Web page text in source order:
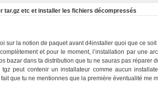
tar.gz etc et installer les fichiers décompressés
sur la notion de paquet avant d4installer quoi que ce
et pour le moment, l’installation par une
bazar dans ta distribution que tu ne sauras pas réparer
tgz peut contenir un installateur comme aucun
fait que tu ne mentionnes que la première éventualité me